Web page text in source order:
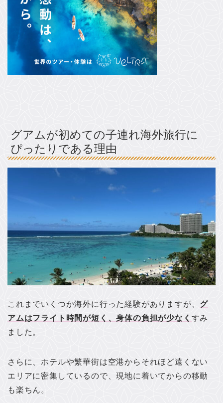
グアムが初めての子連れ海外旅行に
ぴったりである理由
これまでいくつか海外に行った経験がありますが、 グ
アムはフライト時間が短く、身体の負担が少なく すみ
ました。
さらに、ホテルや繁華街は空港からそれほど遠くない
エリアに密集しているので、現地に着いてからの移動
も楽ちん。